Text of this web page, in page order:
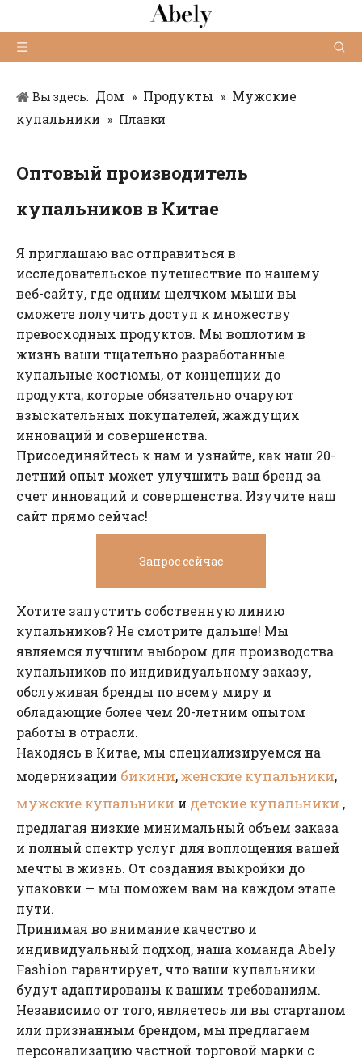
Вы здесь: Дом » Продукты » Мужские
купальники » Плавки
Оптовый производитель
купальников в Китае
Я приглашаю вас отправиться в
исследовательское путешествие по нашему
веб-сайту, где одним щелчком мыши вы
сможете получить доступ к множеству
превосходных продуктов. Мы воплотим в
жизнь ваши тщательно разработанные
купальные костюмы, от концепции до
продукта, которые обязательно очаруют
взыскательных покупателей, жаждущих
инноваций и совершенства.
Присоединяйтесь к нам и узнайте, как наш 20-
летний опыт может улучшить ваш бренд за
счет инноваций и совершенства. Изучите наш
сайт прямо сейчас!
Запрос сейчас
Хотите запустить собственную линию
купальников? Не смотрите дальше! Мы
являемся лучшим выбором для производства
купальников по индивидуальному заказу,
обслуживая бренды по всему миру и
обладающие более чем 20-летним опытом
работы в отрасли.
Находясь в Китае, мы специализируемся на
модернизации бикини,женские купальники,
мужские купальники и детские купальники ,
предлагая низкие минимальный объем заказа
и полный спектр услуг для воплощения вашей
мечты в жизнь. От создания выкройки до
упаковки — мы поможем вам на каждом этапе
пути.
Принимая во внимание качество и
индивидуальный подход, наша команда Abely
Fashion гарантирует, что ваши купальники
будут адаптированы к вашим требованиям.
Независимо от того, являетесь ли вы стартапом
или признанным брендом, мы предлагаем
персонализацию частной торговой марки с